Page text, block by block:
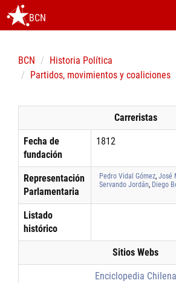
BCN
BCN
Historia Política
Partidos, movimientos y coaliciones
Carreristas
Fecha de
fundación
1812
Representación
Parlamentaria
Pedro Vidal Gómez, José
Servando Jordán, Diego
Listado
histórico
Sitios Webs
Enciclopedia Chilena